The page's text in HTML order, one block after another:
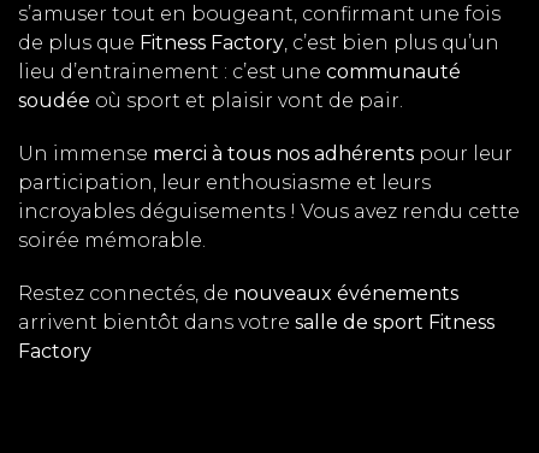
s’amuser tout en bougeant, confirmant une fois
de plus que Fitness Factory , c’est bien plus qu’un
lieu d’entrainement : c’est une communauté
soudée où sport et plaisir vont de pair.
Un immense merci à tous nos adhérents pour leur
participation, leur enthousiasme et leurs
incroyables déguisements ! Vous avez rendu cette
soirée mémorable.
Restez connectés, de nouveaux événements
arrivent bientôt dans votre salle de sport Fitness
Factory